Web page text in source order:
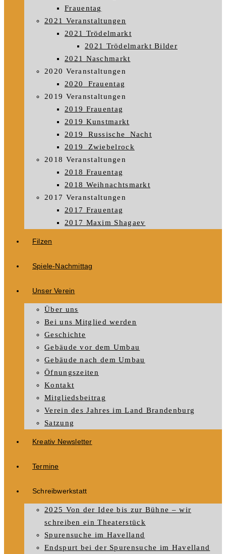
Frauentag
2021 Veranstaltungen
2021 Trödelmarkt
2021 Trödelmarkt Bilder
2021 Naschmarkt
2020 Veranstaltungen
2020_Frauentag
2019 Veranstaltungen
2019 Frauentag
2019 Kunstmarkt
2019_Russische_Nacht
2019_Zwiebelrock
2018 Veranstaltungen
2018 Frauentag
2018 Weihnachtsmarkt
2017 Veranstaltungen
2017 Frauentag
2017 Maxim Shagaev
Filzen
Spiele-Nachmittag
Unser Verein
Über uns
Bei uns Mitglied werden
Geschichte
Gebäude vor dem Umbau
Gebäude nach dem Umbau
Öfnungszeiten
Kontakt
Mitgliedsbeitrag
Verein des Jahres im Land Brandenburg
Satzung
Kreativ Newsletter
Termine
Schreibwerkstatt
2025 Von der Idee bis zur Bühne – wir
schreiben ein Theaterstück
Spurensuche im Havelland
Endspurt bei der Spurensuche im Havelland